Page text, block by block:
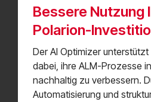
Bessere Nutzung
Polarion-
Der AI Optimizer
dabei, ihre ALM-Prozesse
nachhaltig zu verbessern.
Automatisierung und